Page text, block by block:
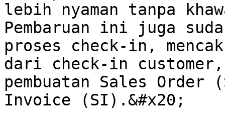
lebih nyaman tanpa
Pembaruan ini juga
proses check-in,
dari check-in
pembuatan Sales Order
Invoice (SI).&#x20;